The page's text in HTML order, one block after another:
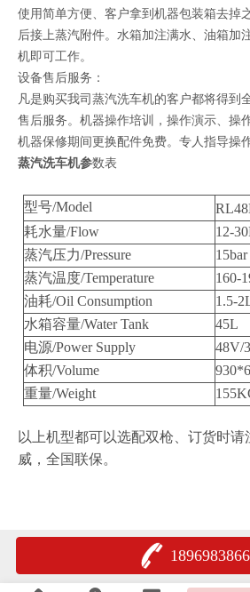
使用简单方便、客户拿到机器包装箱去掉
后接上蒸汽附件。水箱加注满水、油箱加
机即可工作。
设备售后服务：
凡是购买我司蒸汽洗车机的客户都将得到
售后服务。机器操作培训，操作演示、操
机器保修期间更换配件免费。专人指导操作
蒸汽洗车机参数表
型号/Model
耗水量/Flow 12-
蒸汽压力/Pressure 15bar
蒸汽温度/Temperature 160-
油耗/Oil Consumption 1.5-
水箱容量/Water Tank 45L
电源/Power Supply 48V/
体积/Volume
重量/Weight
以上机型都可以选配双枪、订货时请
威，全国联保。